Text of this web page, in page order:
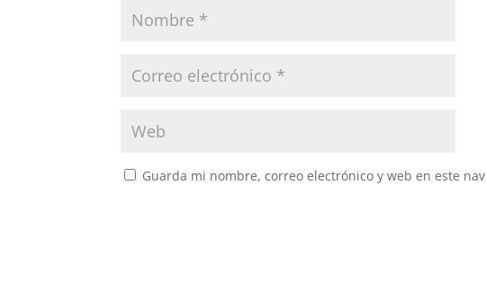
Guarda mi nombre, correo electrónico y web en este